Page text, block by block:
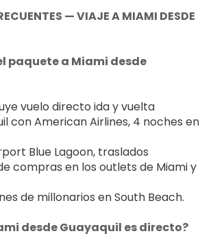
— VIAJE A MIAMI DESDE
paquete a Miami desde
vuelo directo ida y vuelta
con American Airlines, 4 noches en
Blue Lagoon, traslados
compras en los outlets de Miami y
de millonarios en South Beach.
desde Guayaquil es directo?